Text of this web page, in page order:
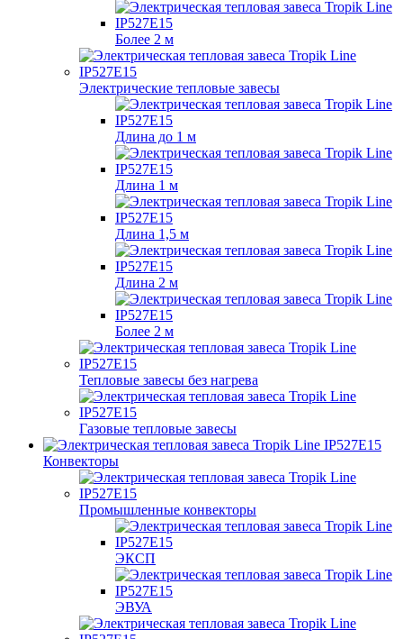
Более 2 м
Электрические тепловые завесы
Длина до 1 м
Длина 1 м
Длина 1,5 м
Длина 2 м
Более 2 м
Тепловые завесы без нагрева
Газовые тепловые завесы
Конвекторы
Промышленные конвекторы
ЭКСП
ЭВУА